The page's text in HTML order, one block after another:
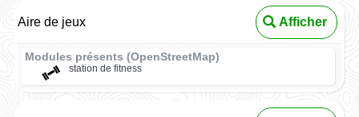
Aire de jeux Afficher
Modules présents (OpenStreetMap)
station de fitness